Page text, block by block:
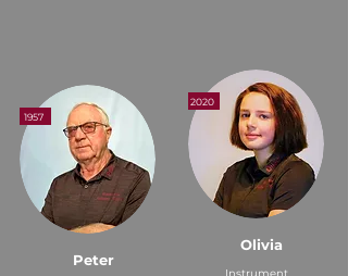
1957
Peter
2020
Olivia